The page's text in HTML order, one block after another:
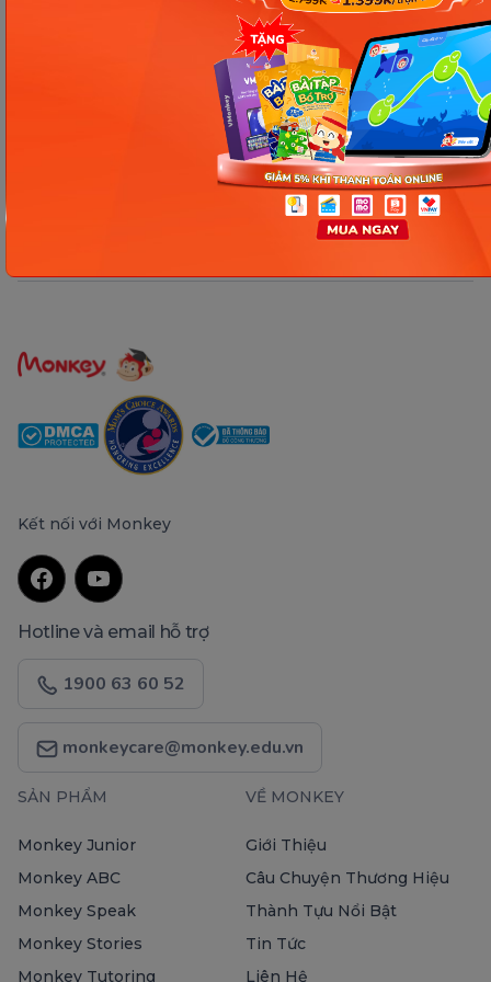
Công ty Cổ phần Early Start
Giấy phép ĐKKD số 0106651756 do Sở Kế hoạch và Đầu tư TP Hà Nội cấp
ngày 01/10/2014, thay đổi lần thứ 3 ngày 13/11/2020
Trụ sở chính: Tầng 3, tòa nhà G4 và G5, dự án Five Star Garden, số 2 Kim
Giang, phường Khương Đình, TP. Hà Nội
Người đại diện pháp luật: Ông Nguyễn Hoàng Anh - Giám đốc điều hành
Kết nối với Monkey
Hotline và email hỗ trợ
1900 63 60 52
monkeycare@monkey.edu.vn
SẢN PHẨM
Monkey Junior
Monkey ABC
Monkey Speak
Monkey Stories
Monkey Tutoring
VỀ MONKEY
Giới Thiệu
Câu Chuyện Thương Hiệu
Thành Tựu Nổi Bật
Tin Tức
Liên Hệ